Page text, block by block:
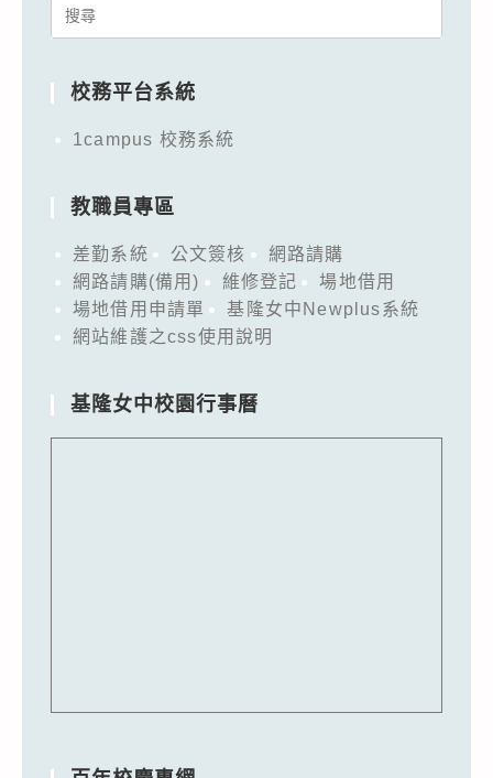
Search
校務平台系統
1campus 校務系統
教職員專區
差勤系統 公文簽核
網路請購
網路請購(備用)
維修登記
場地借用
場地借用申請單
基隆女中Newplus系統
網站維護之css使用說明
基隆女中校園行事曆